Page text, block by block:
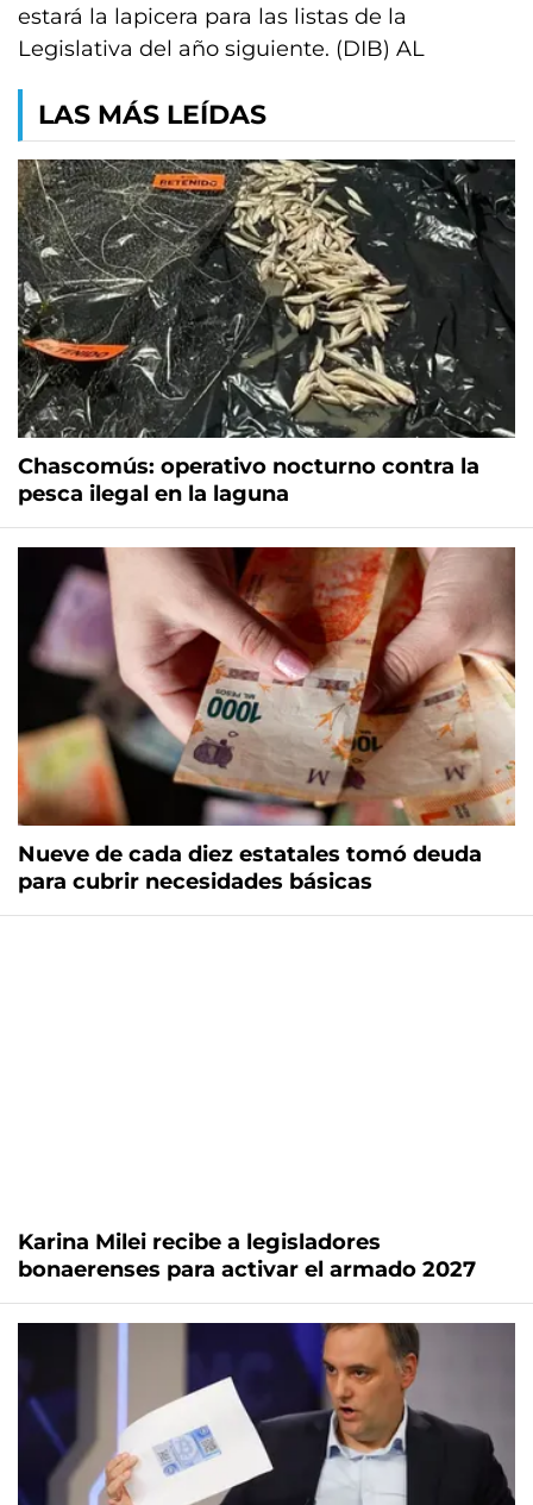
estará la lapicera para las listas de la
Legislativa del año siguiente. (DIB) AL
LAS MÁS LEÍDAS
Chascomús: operativo nocturno contra la
pesca ilegal en la laguna
Nueve de cada diez estatales tomó deuda
para cubrir necesidades básicas
Karina Milei recibe a legisladores
bonaerenses para activar el armado 2027